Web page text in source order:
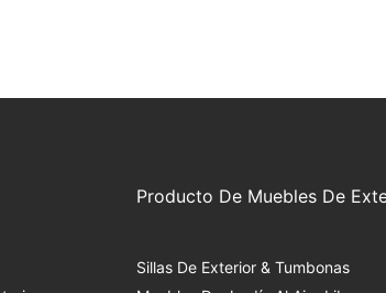
Producto De Muebles De
Sillas De Exterior & Tumbonas